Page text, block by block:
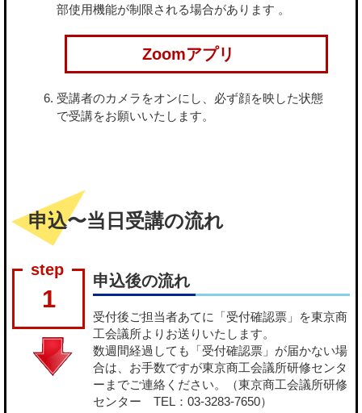
部使用機能が制限される場合があります 。
Zoomアプリ
受講者のカメラをオンにし、必ず顔を映した状態
で受講をお願いいたします。
申込〜当日受講の流れ
1
申込後の流れ
受付後ご担当者あてに「受付確認票」を東京商
工会議所よりお送りいたします。
数週間経過しても「受付確認票」が届かない場
合は、お手数ですが東京商工会議所研修センタ
ーまでご連絡ください。（東京商工会議所研修
センター TEL：03-3283-7650）